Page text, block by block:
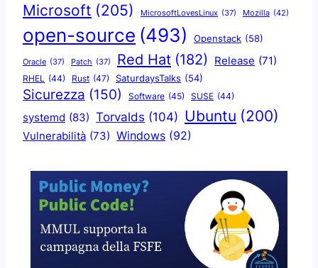
Microsoft (205) MicrosoftLovesLinux (37) Mozilla (42)
open-source (493) Openstack (58)
Oracle (37) Patch (37) Red Hat (182) Release (71)
RHEL (44) Rust (47) SaturdaysTalks (54)
Sicurezza (150) Software (45) SUSE (44)
systemd (83) Torvalds (104) Ubuntu (200)
Vulnerabilità (73) Windows (92)